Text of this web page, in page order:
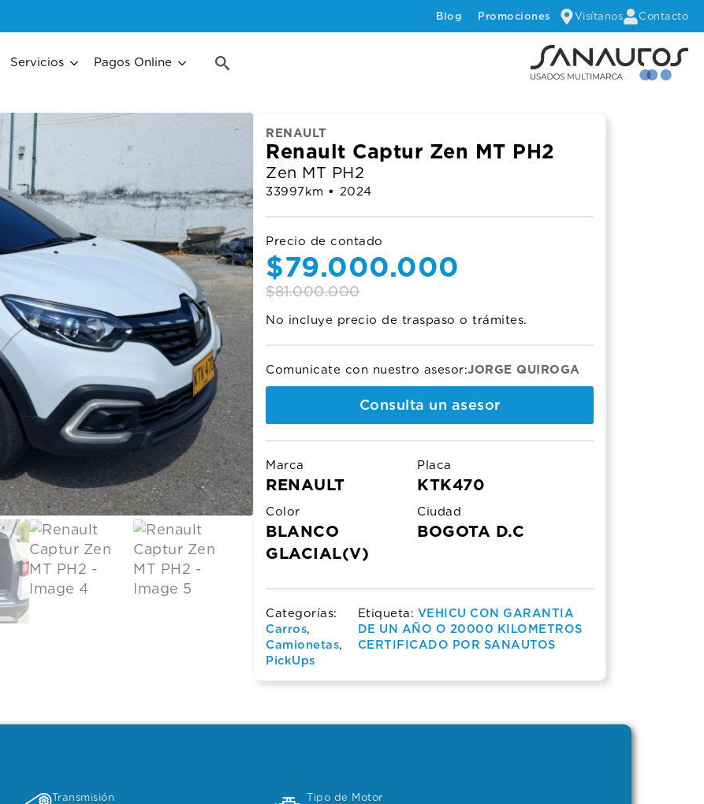
Blog Promociones Visítanos Contacto
Servicios Pagos Online
for:
RENAULT
Renault Captur Zen MT PH2
Zen MT PH2
33997km • 2024
Precio de contado
$81.000.000
Original
price
was:
$81.000.000.
$79.000.000
Current
price
is:
$79.000.000.
No incluye precio de traspaso o trámites.
Comunicate con nuestro asesor:JORGE QUIROGA
Consulta un asesor
Marca
RENAULT
Color
BLANCO
GLACIAL(V)
Placa
KTK470
Ciudad
BOGOTA D.C
Categorías:
Carros,
Camionetas,
PickUps
Etiqueta: VEHICU CON GARANTIA
DE UN AÑO O 20000 KILOMETROS
CERTIFICADO POR SANAUTOS
Transmisión Tipo de Motor